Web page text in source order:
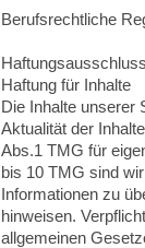
Berufsrechtliche
Haftung für Inhalte
Die Inhalte unserer
Aktualität der
Abs.1 TMG für
bis 10 TMG sind
Informationen zu
hinweisen.
allgemeinen